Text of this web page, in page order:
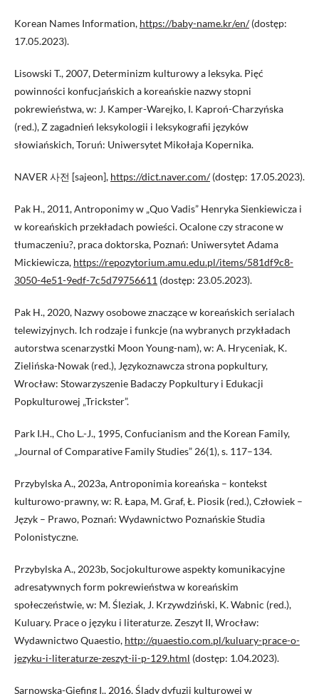
Korean Names Information, https://baby-name.kr/en/(dostęp:
17.05.2023).
Lisowski T., 2007, Determinizm kulturowy a leksyka. Pięć
powinności konfucjańskich a koreańskie nazwy stopni
pokrewieństwa, w: J. Kamper-Warejko, I. Kaproń-Charzyńska
(red.), Z zagadnień leksykologii i leksykografii języków
słowiańskich, Toruń: Uniwersytet Mikołaja Kopernika.
NAVER 사전 [sajeon], https://dict.naver.com/(dostęp: 17.05.2023).
Pak H., 2011, Antroponimy w „Quo Vadis” Henryka Sienkiewicza i
w koreańskich przekładach powieści. Ocalone czy stracone w
tłumaczeniu?, praca doktorska, Poznań: Uniwersytet Adama
Mickiewicza, https://repozytorium.amu.edu.pl/items/581df9c8-
3050-4e51-9edf-7c5d79756611 (dostęp: 23.05.2023).
Pak H., 2020, Nazwy osobowe znaczące w koreańskich serialach
telewizyjnych. Ich rodzaje i funkcje (na wybranych przykładach
autorstwa scenarzystki Moon Young-nam), w: A. Hryceniak, K.
Zielińska-Nowak (red.), Językoznawcza strona popkultury,
Wrocław: Stowarzyszenie Badaczy Popkultury i Edukacji
Popkulturowej „Trickster”.
Park I.H., Cho L.-J., 1995, Confucianism and the Korean Family,
„Journal of Comparative Family Studies” 26(1), s. 117–134.
Przybylska A., 2023a, Antroponimia koreańska – kontekst
kulturowo-prawny, w: R. Łapa, M. Graf, Ł. Piosik (red.), Człowiek –
Język – Prawo, Poznań: Wydawnictwo Poznańskie Studia
Polonistyczne.
Przybylska A., 2023b, Socjokulturowe aspekty komunikacyjne
adresatywnych form pokrewieństwa w koreańskim
społeczeństwie, w: M. Śleziak, J. Krzywdziński, K. Wabnic (red.),
Kuluary. Prace o języku i literaturze. Zeszyt II, Wrocław:
Wydawnictwo Quaestio, http://quaestio.com.pl/kuluary-prace-o-
jezyku-i-literaturze-zeszyt-ii-p-129.html (dostęp: 1.04.2023).
Sarnowska-Giefing I., 2016, Ślady dyfuzji kulturowej w